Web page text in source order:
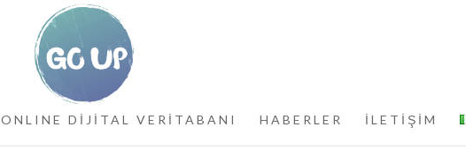
ONLINE DİJİTAL VERİTABANI HABERLER İLETİŞİM